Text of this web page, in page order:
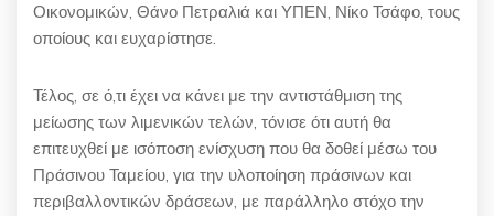
Οικονομικών, Θάνο Πετραλιά και ΥΠΕΝ, Νίκο Τσάφο, τους
οποίους και ευχαρίστησε.
Τέλος, σε ό,τι έχει να κάνει με την αντιστάθμιση της
μείωσης των λιμενικών τελών, τόνισε ότι αυτή θα
επιτευχθεί με ισόποση ενίσχυση που θα δοθεί μέσω του
Πράσινου Ταμείου, για την υλοποίηση πράσινων και
περιβαλλοντικών δράσεων, με παράλληλο στόχο την